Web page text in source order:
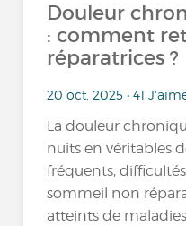
Douleur
: comment
réparatrices ?
20 oct. 2025 • 41
La douleur
nuits en véritables
fréquents,
sommeil non
atteints de